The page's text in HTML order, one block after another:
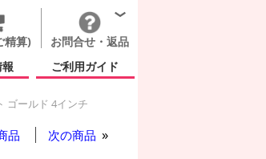
精算)
お問合せ・返品
ご利用ガイド
ゴールド 4インチ
品 次の商品